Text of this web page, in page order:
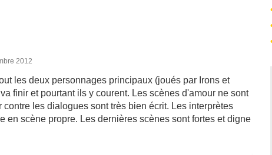
2012
les deux personnages principaux (joués par Irons et
finir et pourtant ils y courent. Les scènes d'amour ne sont
les dialogues sont très bien écrit. Les interprètes
en scène propre. Les dernières scènes sont fortes et digne